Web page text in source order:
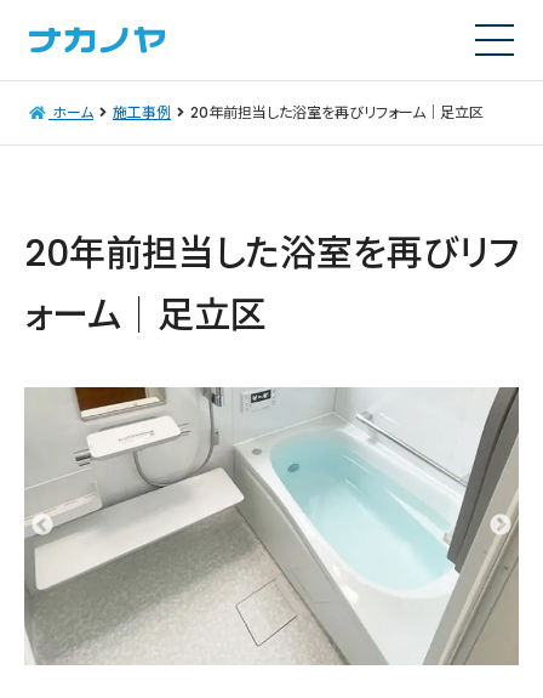
ホーム 施工事例 20年前担当した浴室を再びリフォーム｜足立区
20年前担当した浴室を再びリフ
ォーム｜足立区